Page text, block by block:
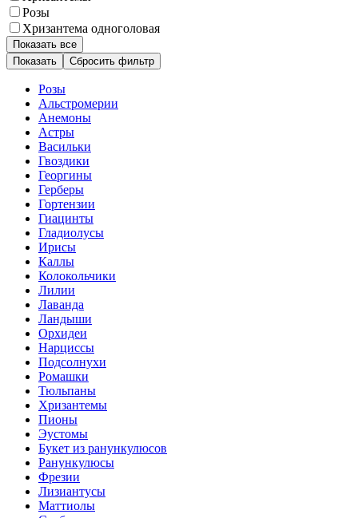
Розы
Хризантема одноголовая
Показать все
Сбросить фильтр
Розы
Альстромерии
Анемоны
Астры
Васильки
Гвоздики
Георгины
Герберы
Гортензии
Гиацинты
Гладиолусы
Ирисы
Каллы
Колокольчики
Лилии
Лаванда
Ландыши
Орхидеи
Нарциссы
Подсолнухи
Ромашки
Тюльпаны
Хризантемы
Пионы
Эустомы
Букет из ранункулюсов
Ранункулюсы
Фрезии
Лизиантусы
Маттиолы